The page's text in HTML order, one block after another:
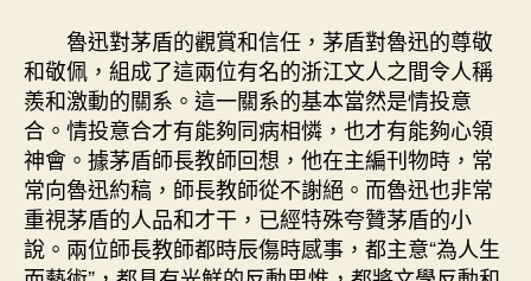
魯迅對茅盾的觀賞和信任，茅盾對魯迅的尊敬
和敬佩，組成了這兩位有名的浙江文人之間令人稱
羨和激動的關系。這一關系的基本當然是情投意
合。情投意合才有能夠同病相憐，也才有能夠心領
神會。據茅盾師長教師回想，他在主編刊物時，常
常向魯迅約稿，師長教師從不謝絕。而魯迅也非常
重視茅盾的人品和才干，已經特殊夸贊茅盾的小
說。兩位師長教師都時辰傷時感事，都主意“為人生